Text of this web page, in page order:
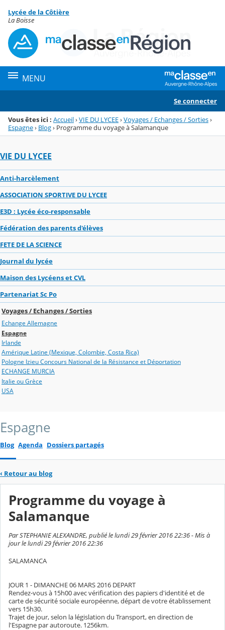
Menu de la rubrique
Contenu
Lycée de la Côtière
La Boisse
MENU
Se connecter
Vous êtes ici : Accueil›VIE DU LYCEE›Voyages / Echanges / Sorties›
Espagne› Blog› Programme du voyage à Salamanque
VIE DU LYCEE
Anti-harcèlement
ASSOCIATION SPORTIVE DU LYCEE
E3D : Lycée éco-responsable
Fédération des parents d'élèves
FETE DE LA SCIENCE
Journal du lycée
Maison des Lycéens et CVL
Partenariat Sc Po
Voyages / Echanges / Sorties
Echange Allemagne
Espagne
Irlande
Amérique Latine (Mexique, Colombie, Costa Rica)
Pologne Izieu Concours National de la Résistance et Déportation
ECHANGE MURCIA
Italie ou Grèce
USA
Espagne
Blog Agenda Dossiers partagés
‹ Retour au blog
Programme du voyage à
Salamanque
Par STEPHANIE ALEXANDRE, publié le lundi 29 février 2016 22:36 - Mis à
jour le lundi 29 février 2016 22:36
SALAMANCA
JOUR 1 - DIMANCHE 06 MARS 2016 DEPART
Rendez-vous à 15h00 avec vérification des papiers d'identité et de
carte de sécurité sociale européenne, départ de votre établissement
vers 15h30.
Trajet de jour, selon la législation du Transport, en direction de
l'Espagne par autoroute. 1256km.